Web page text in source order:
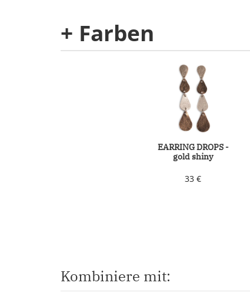
+ Farben
EARRING DROPS -
gold shiny
33 €
Kombiniere mit: